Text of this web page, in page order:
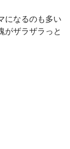
になるのも多い
がザラザラっと